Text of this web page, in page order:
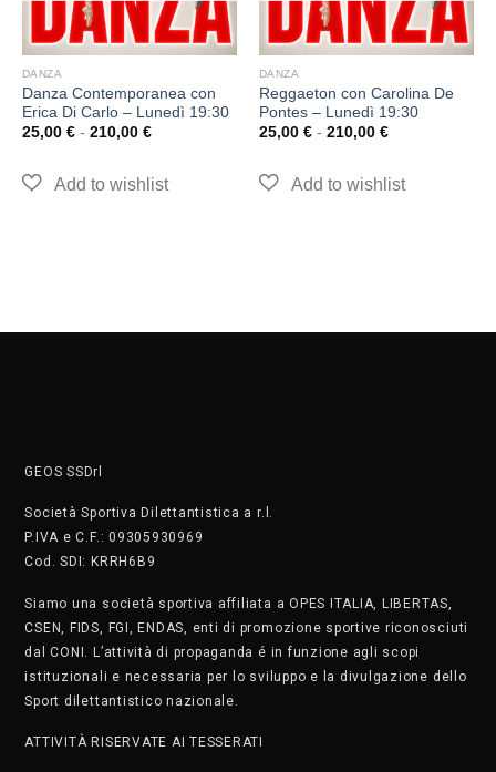
DANZA
Danza Contemporanea con
Erica Di Carlo – Lunedì 19:30
25,00 € - 210,00 €
DANZA
Reggaeton con Carolina De
Pontes – Lunedì 19:30
25,00 € - 210,00 €
GEOS SSDrl
Società Sportiva Dilettantistica a r.l.
P.IVA e C.F.: 09305930969
Cod. SDI: KRRH6B9
Siamo una società sportiva affiliata a OPES ITALIA, LIBERTAS,
CSEN, FIDS, FGI, ENDAS, enti di promozione sportive riconosciuti
dal CONI. L’attività di propaganda é in funzione agli scopi
istituzionali e necessaria per lo sviluppo e la divulgazione dello
Sport dilettantistico nazionale.
ATTIVITÀ RISERVATE AI TESSERATI